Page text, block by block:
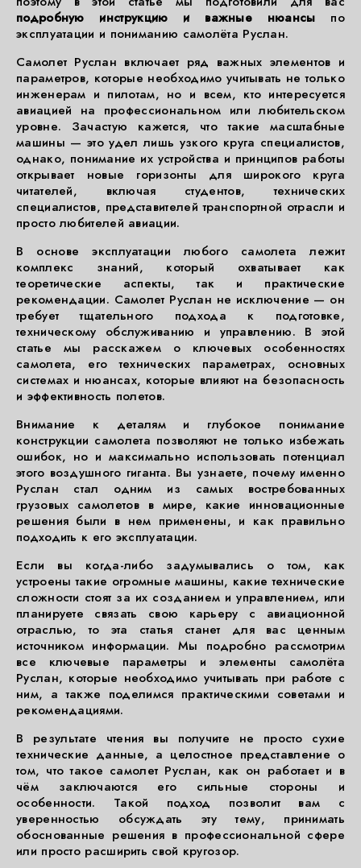
подробную инструкцию и важные нюансы по
эксплуатации и пониманию самолёта Руслан.
Самолет Руслан включает ряд важных элементов и
параметров, которые необходимо учитывать не только
инженерам и пилотам, но и всем, кто интересуется
авиацией на профессиональном или любительском
уровне. Зачастую кажется, что такие масштабные
машины — это удел лишь узкого круга специалистов,
однако, понимание их устройства и принципов работы
открывает новые горизонты для широкого круга
читателей, включая студентов, технических
специалистов, представителей транспортной отрасли и
просто любителей авиации.
В основе эксплуатации любого самолета лежит
комплекс знаний, который охватывает как
теоретические аспекты, так и практические
рекомендации. Самолет Руслан не исключение — он
требует тщательного подхода к подготовке,
техническому обслуживанию и управлению. В этой
статье мы расскажем о ключевых особенностях
самолета, его технических параметрах, основных
системах и нюансах, которые влияют на безопасность
и эффективность полетов.
Внимание к деталям и глубокое понимание
конструкции самолета позволяют не только избежать
ошибок, но и максимально использовать потенциал
этого воздушного гиганта. Вы узнаете, почему именно
Руслан стал одним из самых востребованных
грузовых самолетов в мире, какие инновационные
решения были в нем применены, и как правильно
подходить к его эксплуатации.
Если вы когда-либо задумывались о том, как
устроены такие огромные машины, какие технические
сложности стоят за их созданием и управлением, или
планируете связать свою карьеру с авиационной
отраслью, то эта статья станет для вас ценным
источником информации. Мы подробно рассмотрим
все ключевые параметры и элементы самолёта
Руслан, которые необходимо учитывать при работе с
ним, а также поделимся практическими советами и
рекомендациями.
В результате чтения вы получите не просто сухие
технические данные, а целостное представление о
том, что такое самолет Руслан, как он работает и в
чём заключаются его сильные стороны и
особенности. Такой подход позволит вам с
уверенностью обсуждать эту тему, принимать
обоснованные решения в профессиональной сфере
или просто расширить свой кругозор.